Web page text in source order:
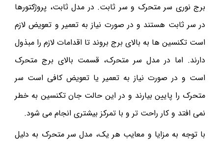
برج نوری سر متحرک و سر ثابت‌. در مدل ثابت، پروژکتورها
در سر ثابت هستند و در صورت نیاز به تعمیر و تعویض لازم
است تکنسین ها به بالای برج بروند تا اقدامات لازم را مبذول
دارند. اما در مدل سر متحرک، قسمت بالای برج متحرک
است و در صورت نیاز به تعمیر یا تعویض کافی است سر
متحرک را پایین بیارند و در این حالت جان تکنسین به خطر
نمی افتد و کار راحت تر و با تمرکز بیشتری انجام می شود.
با توجه به مزایا و معایب هر یک، مدل سر متحرک به دلیل